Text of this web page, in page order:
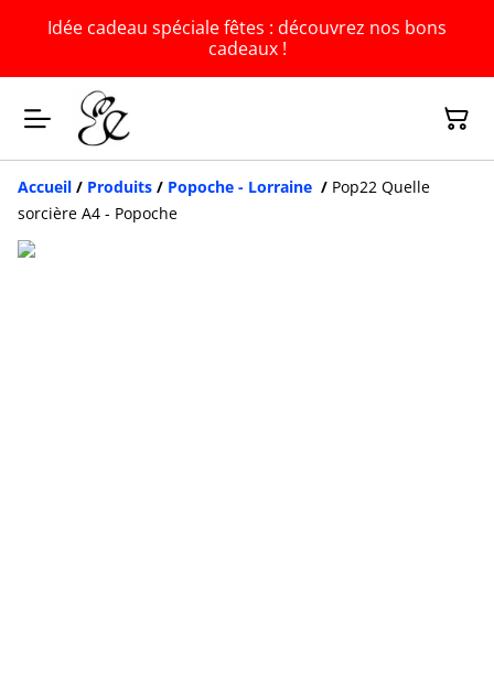
Idée cadeau spéciale fêtes : découvrez nos bons
cadeaux !
Accueil / Produits / Popoche - Lorraine / Pop22 Quelle
sorcière A4 - Popoche